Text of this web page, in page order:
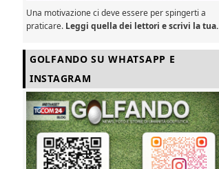
Una motivazione ci deve essere per spingerti a
praticare. Leggi quella dei lettori e scrivi la tua.
GOLFANDO SU WHATSAPP E
INSTAGRAM